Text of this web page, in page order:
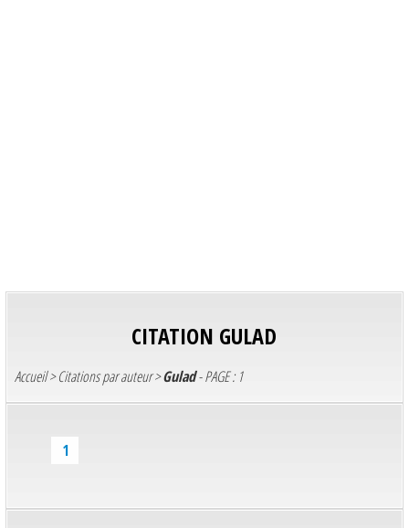
CITATION GULAD
Accueil>Citations par auteur>Gulad- PAGE : 1
1